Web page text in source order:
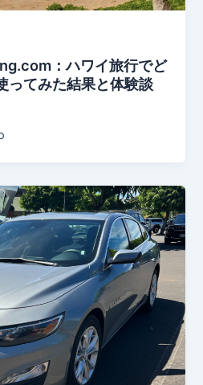
：ハワイ旅行でど
ってみた結果と体験談